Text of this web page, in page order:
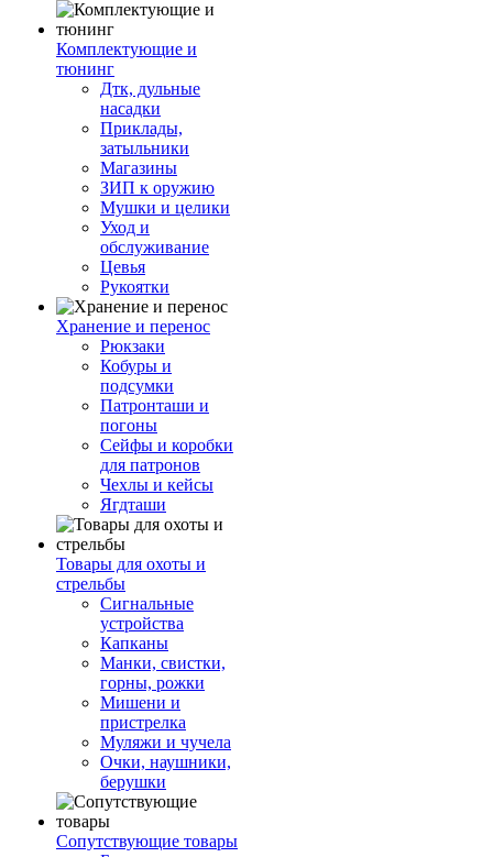
Комплектующие и
тюнинг
Дтк, дульные
насадки
Приклады,
затыльники
Магазины
ЗИП к оружию
Мушки и целики
Уход и
обслуживание
Цевья
Рукоятки
Хранение и перенос
Рюкзаки
Кобуры и
подсумки
Патронташи и
погоны
Сейфы и коробки
для патронов
Чехлы и кейсы
Ягдташи
Товары для охоты и
стрельбы
Сигнальные
устройства
Капканы
Манки, свистки,
горны, рожки
Мишени и
пристрелка
Муляжи и чучела
Очки, наушники,
берушки
Сопутствующие товары